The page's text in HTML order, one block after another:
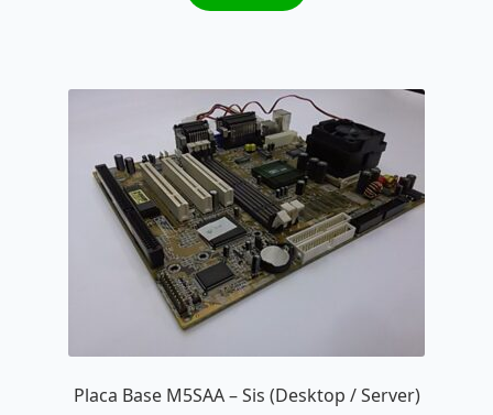
Placa Base M5SAA – Sis (Desktop / Server)